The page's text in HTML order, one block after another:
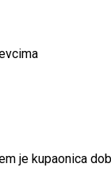
je kupaonica